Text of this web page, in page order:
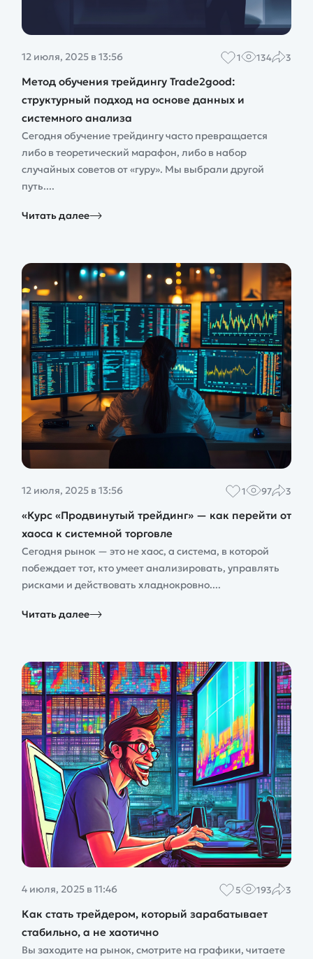
12 июля, 2025 в 13:56 1 134 3
Метод обучения трейдингу Trade2good:
структурный подход на основе данных и
системного анализа
Сегодня обучение трейдингу часто превращается
либо в теоретический марафон, либо в набор
случайных советов от «гуру». Мы выбрали другой
путь....
Читать далее
12 июля, 2025 в 13:56 1 97 3
«Курс «Продвинутый трейдинг» — как перейти от
хаоса к системной торговле
Сегодня рынок — это не хаос, а система, в которой
побеждает тот, кто умеет анализировать, управлять
рисками и действовать хладнокровно....
Читать далее
4 июля, 2025 в 11:46 5 193 3
Как стать трейдером, который зарабатывает
стабильно, а не хаотично
Вы заходите на рынок, смотрите на графики, читаете